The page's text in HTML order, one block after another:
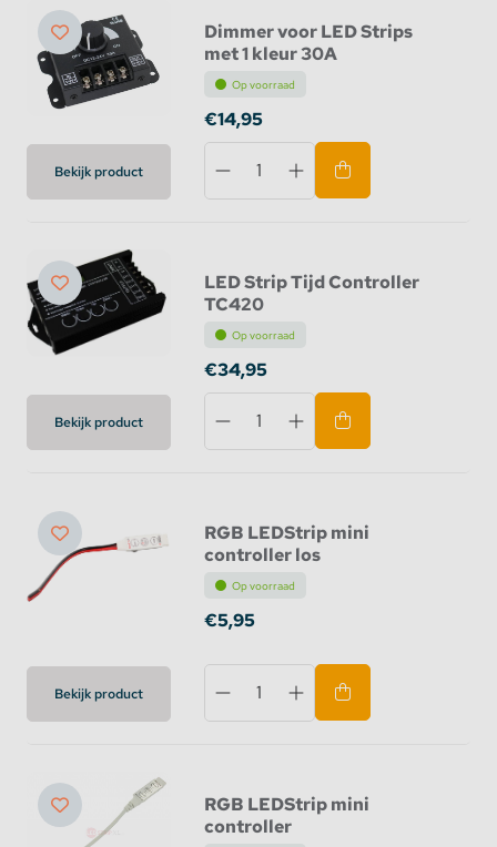
Bekijk product
Dimmer voor LED Strips
met 1 kleur 30A
Op voorraad
€14,95
Bekijk product
LED Strip Tijd Controller
TC420
Op voorraad
€34,95
Bekijk product
RGB LEDStrip mini
controller los
Op voorraad
€5,95
RGB LEDStrip mini
controller